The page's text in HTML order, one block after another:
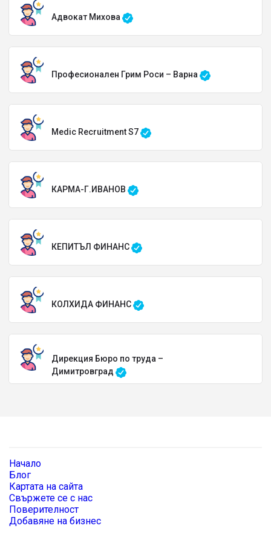
Адвокат Михова
Професионален Грим Роси – Варна
Medic Recruitment S7
КАРМА-Г.ИВАНОВ
КЕПИТЪЛ ФИНАНС
КОЛХИДА ФИНАНС
Дирекция Бюро по труда –
Димитровград
Начало
Блог
Картата на сайта
Свържете се с нас
Поверителност
Добавяне на бизнес